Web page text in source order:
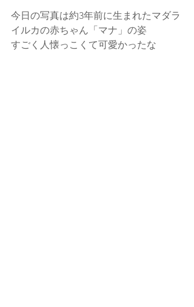
今日の写真は約3年前に生まれたマダラ
イルカの赤ちゃん「マナ」の姿
すごく人懐っこくて可愛かったな